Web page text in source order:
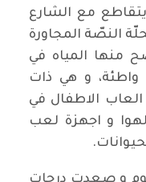
مع الشارع
النصّة المجاورة
منها المياه في
واطئة، و هي ذات
العاب الاطفال في
و اجهزة لعب